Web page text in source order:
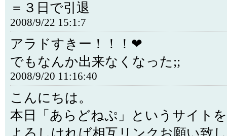
＝３日で引退
2008/9/22 15:1:7
アラドすきー！！！❤
でもなんか出来なくなった;;
2008/9/20 11:16:40
こんにちは。
本日「あらどねぷ」というサイト